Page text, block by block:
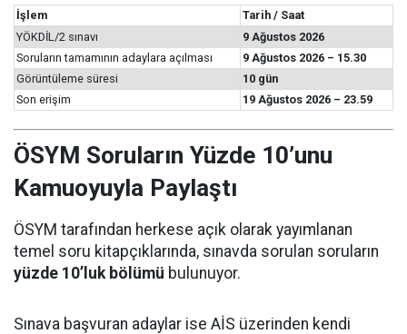
İşlem
Tarih / Saat
YÖKDİL/2 sınavı
9 Ağustos 2026
Soruların tamamının adaylara açılması
9 Ağustos 2026 – 15.30
Görüntüleme süresi
10 gün
Son erişim
19 Ağustos 2026 – 23.59
ÖSYM Soruların Yüzde 10’unu
Kamuoyuyla Paylaştı
ÖSYM tarafından herkese açık olarak yayımlanan
temel soru kitapçıklarında, sınavda sorulan soruların
yüzde 10’luk bölümü bulunuyor.
Sınava başvuran adaylar ise AİS üzerinden kendi